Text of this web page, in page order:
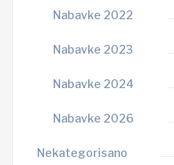
Nabavke 2022
Nabavke 2023
Nabavke 2024
Nabavke 2026
Nekategorisano